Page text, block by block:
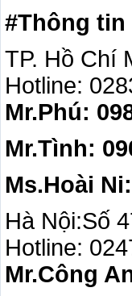
#Thông tin
TP. Hồ Chí
Hotline:
Mr.Phú:
Mr.Tình:
Ms.Hoài
Hà Nội:Số
Hotline:
Mr.Công